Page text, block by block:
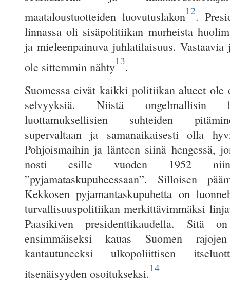
maataloustuotteiden luovutuslakon12.
linnassa oli sisäpolitiikan murheista
ja mieleenpainuva juhlatilaisuus. Vastaavia
ole sittemmin nähty13.
Suomessa eivät kaikki politiikan alueet ole
selvyyksiä. Niistä ongelmallisin
luottamuksellisien suhteiden
supervaltaan ja samanaikaisesti olla
Pohjoismaihin ja länteen siinä hengessä,
nosti esille vuoden 1952 niin
”pyjamataskupuheessaan”. Silloisen
Kekkosen pyjamantaskupuhetta on
turvallisuuspolitiikan merkittävimmäksi
Paasikiven presidenttikaudella. Sitä
ensimmäiseksi kauas Suomen
kantautuneeksi ulkopoliittisen
itsenäisyyden osoitukseksi.14